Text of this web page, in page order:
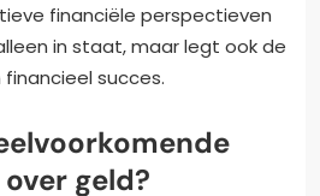
financiële perspectieven
in staat, maar legt ook de
succes.
geld?